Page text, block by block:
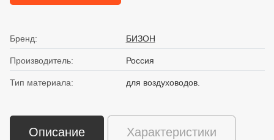
Бренд: БИЗОН
Производитель: Россия
Тип материала: для воздуховодов.
Описание Характеристики